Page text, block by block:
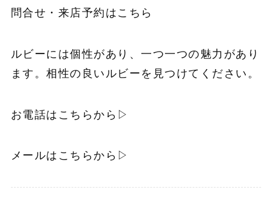
問合せ・来店予約はこちら
ルビーには個性があり、一つ一つの魅力があり
ます。相性の良いルビーを見つけてください。
お電話はこちらから▷
メールはこちらから▷